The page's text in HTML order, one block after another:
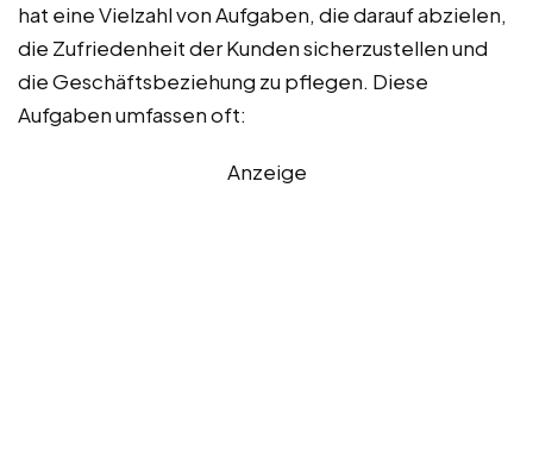
hat eine Vielzahl von Aufgaben, die darauf abzielen,
die Zufriedenheit der Kunden sicherzustellen und
die Geschäftsbeziehung zu pflegen. Diese
Aufgaben umfassen oft:
Anzeige